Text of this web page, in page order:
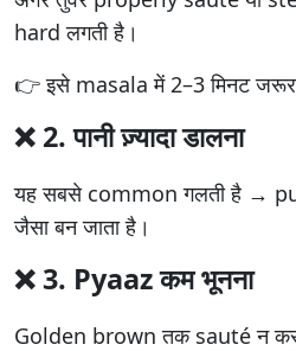
hard लगती है।
👉 इसे masala में 2–3 मिनट जरूर
❌ 2.पानी ज़्यादा डालना
यह सबसे common गलती है →
जैसा बन जाता है।
❌ 3. Pyaaz कम भूनना
Golden brown तक sauté न